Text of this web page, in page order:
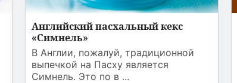
Английский пасхальный кекс
«Симнель»
В Англии, пожалуй, традиционной
выпечкой на Пасху является
Симнель. Это по в ...